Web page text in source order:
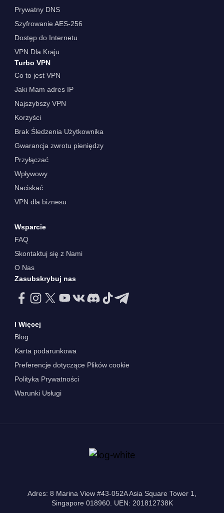
Prywatny DNS
Szyfrowanie AES-256
Dostęp do Internetu
VPN Dla Kraju
Turbo VPN
Co to jest VPN
Jaki Mam adres IP
Najszybszy VPN
Korzyści
Brak Śledzenia Użytkownika
Gwarancja zwrotu pieniędzy
Przyłączać
Wpływowy
Naciskać
VPN dla biznesu
Wsparcie
FAQ
Skontaktuj się z Nami
O Nas
Zasubskrybuj nas
I Więcej
Blog
Karta podarunkowa
Preferencje dotyczące Plików cookie
Polityka Prywatności
Warunki Usługi
Adres: 8 Marina View #43-052A Asia Square Tower 1,
Singapore 018960. UEN: 201812738K